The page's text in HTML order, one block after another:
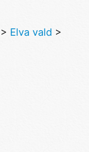
> Elva vald >